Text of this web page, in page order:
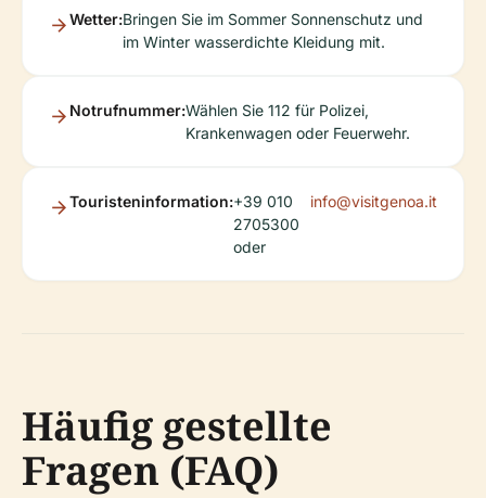
Wetter:Bringen Sie im Sommer Sonnenschutz und
im Winter wasserdichte Kleidung mit.
Notrufnummer:Wählen Sie 112 für Polizei,
Krankenwagen oder Feuerwehr.
Touristeninformation:+39 010
2705300
oder
info@visitgenoa.it
Häufig gestellte
Fragen (FAQ)